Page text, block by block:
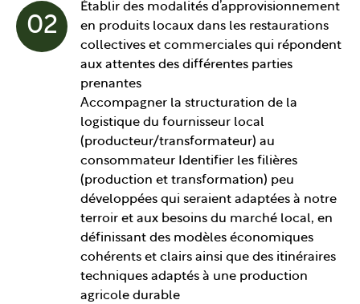
02
Établir des modalités d’approvisionnement
en produits locaux dans les restaurations
collectives et commerciales qui répondent
aux attentes des différentes parties
prenantes
Accompagner la structuration de la
logistique du fournisseur local
(producteur/transformateur) au
consommateur Identifier les filières
(production et transformation) peu
développées qui seraient adaptées à notre
terroir et aux besoins du marché local, en
définissant des modèles économiques
cohérents et clairs ainsi que des itinéraires
techniques adaptés à une production
agricole durable